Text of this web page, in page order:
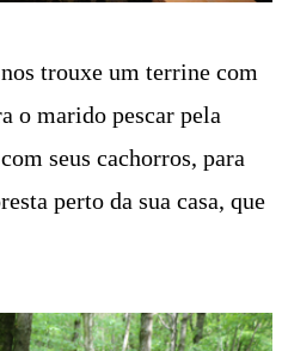
trouxe um terrine com
o marido pescar pela
seus cachorros, para
perto da sua casa, que